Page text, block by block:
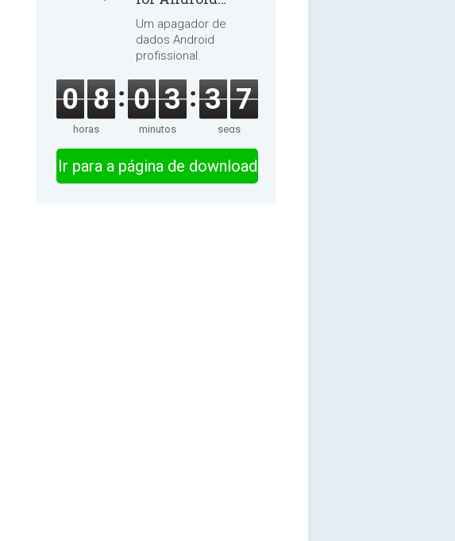
5.0.25
Um apagador de
dados Android
profissional.
0 8
horas
0 3
minutos
3 7
segs
Ir para a página de download